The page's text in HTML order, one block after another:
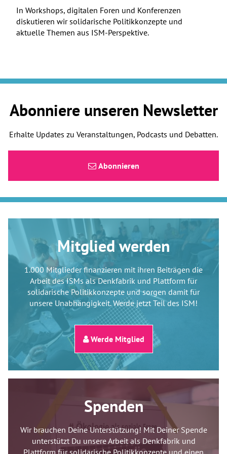
In Workshops, digitalen Foren und Konferenzen
diskutieren wir solidarische Politikkonzepte und
aktuelle Themen aus ISM-Perspektive.
Abonniere unseren Newsletter
Erhalte Updates zu Veranstaltungen, Podcasts und Debatten.
Abonnieren
Mitglied werden
1.000 Mitglieder finanzieren mit ihren Beiträgen die
Arbeit des ISMs als Denkfabrik und Plattform für
solidarische Politikkonzepte und sorgen damit für
unsere Unabhängigkeit. Werde jetzt Teil des ISM!
Werde Mitglied
Spenden
Wir brauchen Deine Unterstützung! Mit Deiner Spende
unterstützt Du unsere Arbeit als Denkfabrik und
Plattform für solidarische Politikkonzepte und einen